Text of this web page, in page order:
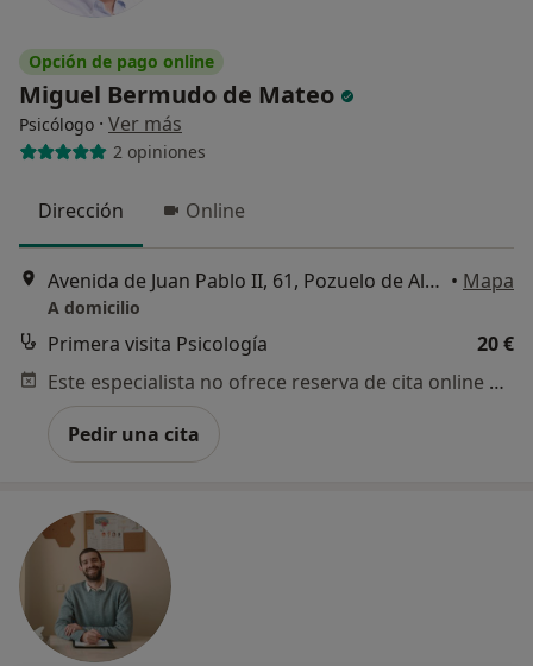
Opción de pago online
Miguel Bermudo de Mateo
Psicólogo · Ver más
2 opiniones
Dirección Online
Avenida de Juan Pablo II, 61, Pozuelo de Alarcón • Mapa
A domicilio
Primera visita Psicología
20 €
Este especialista no ofrece reserva de cita online en esta dirección.
Pedir una cita